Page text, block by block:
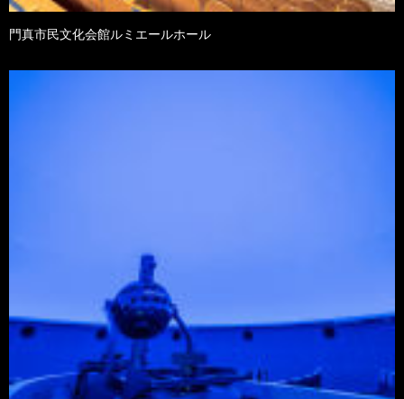
門真市民文化会館ルミエールホール